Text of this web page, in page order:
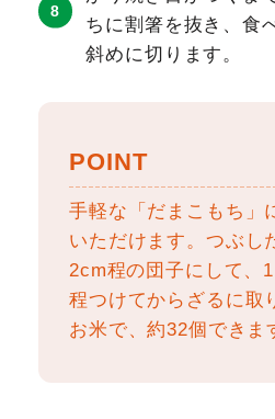
ちに割箸を抜き、食
斜めに切ります。
POINT
手軽な「だまこもち」
いただけます。つぶし
2cm程の団子にして、
程つけてからざるに取
お米で、約32個できま